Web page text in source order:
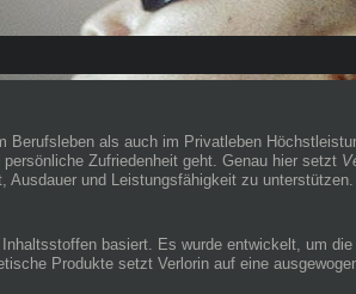
als auch im Privatleben
Zufriedenheit geht. Genau hier setzt
Ausdauer und Leistungsfähigkeit zu unterstützen.
basiert. Es wurde entwickelt, um
Produkte setzt Verlorin auf eine